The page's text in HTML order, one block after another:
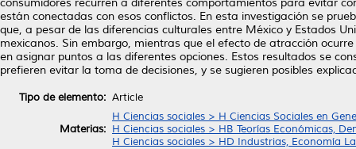
están conectadas con esos conflictos. En esta investigación se
que, a pesar de las diferencias culturales entre México y Estados
mexicanos. Sin embargo, mientras que el efecto de atracción
en asignar puntos a las diferentes opciones. Estos resultados se
prefieren evitar la toma de decisiones, y se sugieren posibles
Tipo de elemento: Article
Materias:
H Ciencias sociales > H Ciencias Sociales en
H Ciencias sociales > HB Teorías Económicas,
H Ciencias sociales > HD Industrias, Economía